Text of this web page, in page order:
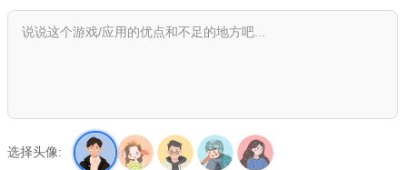
场景中与各种敌人展开战斗，没有什么是不能用拳头解决的。
拳来拳往游戏人物全解锁版亮点
2、玩家要灵活的利用自己的走位，去躲避各种对来对方的攻
击，并且击倒地方；
选择头像: